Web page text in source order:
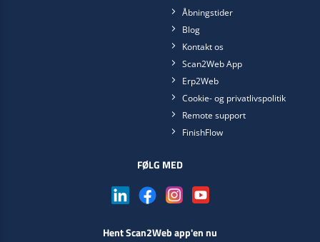
Åbningstider
Blog
Kontakt os
Scan2Web App
Erp2Web
Cookie- og privatlivspolitik
Remote support
FinishFlow
FØLG MED
Hent Scan2Web app'en nu